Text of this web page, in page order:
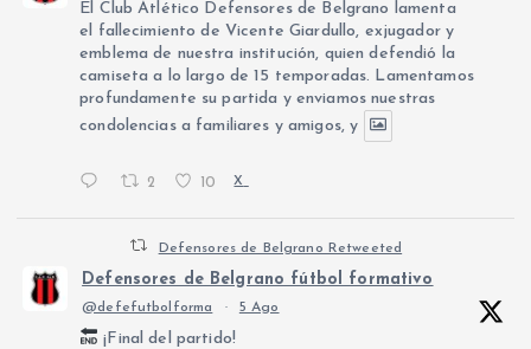
El Club Atlético Defensores de Belgrano lamenta
el fallecimiento de Vicente Giardullo, exjugador y
emblema de nuestra institución, quien defendió la
camiseta a lo largo de 15 temporadas. Lamentamos
profundamente su partida y enviamos nuestras
condolencias a familiares y amigos, y
2 10 X
Defensores de Belgrano Retweeted
Defensores de Belgrano fútbol formativo
@defefutbolforma · 5 Ago
¡Final del partido!